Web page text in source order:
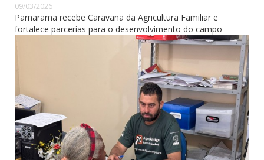
09/03/2026
Parnarama recebe Caravana da Agricultura Familiar e
fortalece parcerias para o desenvolvimento do campo